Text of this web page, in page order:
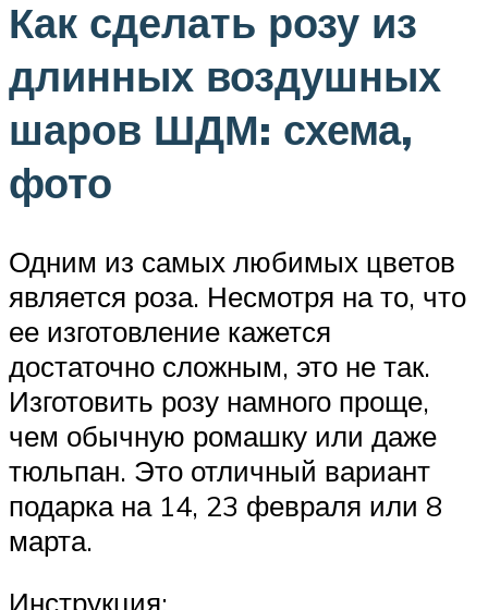
Как сделать розу из
длинных воздушных
шаров ШДМ: схема,
фото
Одним из самых любимых цветов
является роза. Несмотря на то, что
ее изготовление кажется
достаточно сложным, это не так.
Изготовить розу намного проще,
чем обычную ромашку или даже
тюльпан. Это отличный вариант
подарка на 14, 23 февраля или 8
марта.
Инструкция: